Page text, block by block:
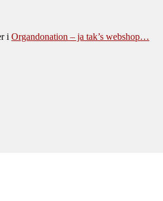
i Organdonation – ja tak’s webshop…